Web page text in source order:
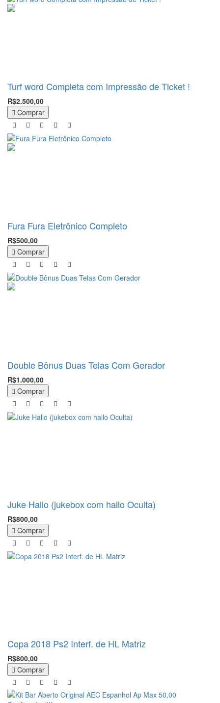
Turf word Completa com Impressão de Ticket !
R$2.500,00
Comprar
Fura Fura Eletrônico Completo
R$500,00
Comprar
Double Bônus Duas Telas Com Gerador
R$1.000,00
Comprar
Juke Hallo (jukebox com hallo Oculta)
R$800,00
Comprar
Copa 2018 Ps2 Interf. de HL Matriz
R$800,00
Comprar